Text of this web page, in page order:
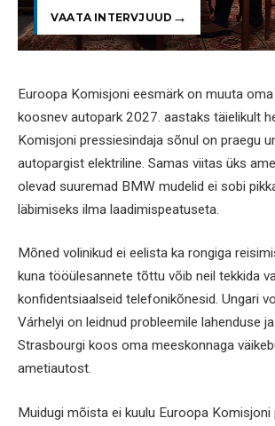
VAATA INTERVJUUD
Euroopa Komisjoni eesmärk on muuta
koosnev autopark 2027. aastaks täielikult
Komisjoni pressiesindaja sõnul on praegu
autopargist elektriline. Samas viitas üks
olevad suuremad BMW mudelid ei sobi
läbimiseks ilma laadimispeatuseta.
Mõned volinikud ei eelista ka rongiga
kuna tööülesannete tõttu võib neil tekkida
konfidentsiaalseid telefonikõnesid. Ungari
Várhelyi on leidnud probleemile lahenduse
Strasbourgi koos oma meeskonnaga
ametiautost.
Muidugi mõista ei kuulu Euroopa Komisjoni